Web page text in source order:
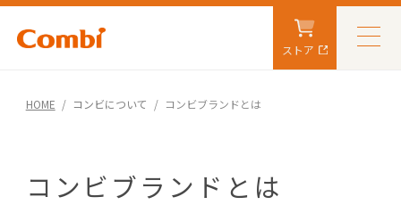
ストア
HOME コンビについて コンビブランドとは
コンビブランドとは